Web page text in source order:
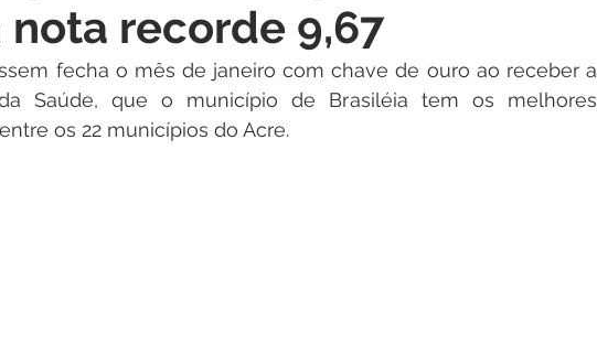
Emenda Parlamentar Nota de Pesar
Seminários Segurança pública
nota recorde 9,67
fecha o mês de janeiro com chave de ouro ao receber a
Saúde, que o município de Brasiléia tem os melhores
os 22 municípios do Acre.